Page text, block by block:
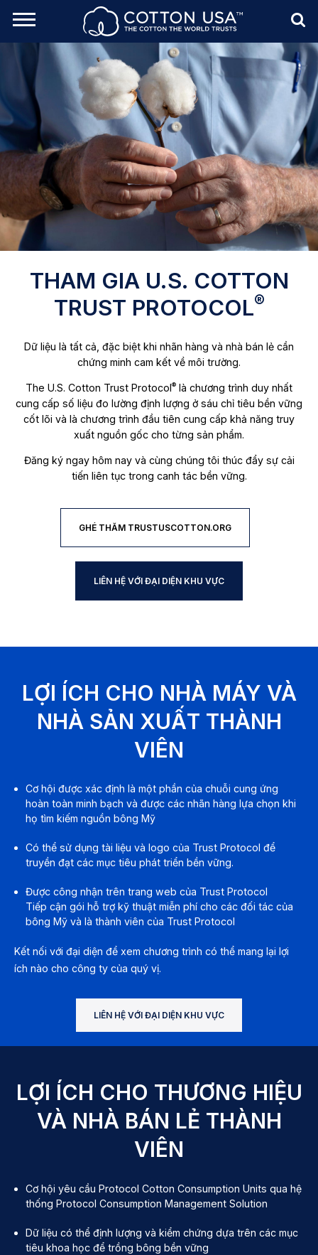
Menu
Toggle
THAM GIA U.S. COTTON
TRUST PROTOCOL®
Dữ liệu là tất cả, đặc biệt khi nhãn hàng và nhà bán lẻ cần
chứng minh cam kết về môi trường.
The U.S. Cotton Trust Protocol® là chương trình duy nhất
cung cấp số liệu đo lường định lượng ở sáu chỉ tiêu bền vững
cốt lõi và là chương trình đầu tiên cung cấp khả năng truy
xuất nguồn gốc cho từng sản phẩm.
Đăng ký ngay hôm nay và cùng chúng tôi thúc đẩy sự cải
tiến liên tục trong canh tác bền vững.
GHÉ THĂM TRUSTUSCOTTON.ORG
LIÊN HỆ VỚI ĐẠI DIỆN KHU VỰC
LỢI ÍCH CHO NHÀ MÁY VÀ
NHÀ SẢN XUẤT THÀNH
VIÊN
Cơ hội được xác định là một phần của chuỗi cung ứng
hoàn toàn minh bạch và được các nhãn hàng lựa chọn khi
họ tìm kiếm nguồn bông Mỹ
Có thể sử dụng tài liệu và logo của Trust Protocol để
truyền đạt các mục tiêu phát triển bền vững.
Được công nhận trên trang web của Trust Protocol
Tiếp cận gói hỗ trợ kỹ thuật miễn phí cho các đối tác của
bông Mỹ và là thành viên của Trust Protocol
Kết nối với đại diện để xem chương trình có thể mang lại lợi
ích nào cho công ty của quý vị.
LIÊN HỆ VỚI ĐẠI DIỆN KHU VỰC
LỢI ÍCH CHO THƯƠNG HIỆU
VÀ NHÀ BÁN LẺ THÀNH
VIÊN
Cơ hội yêu cầu Protocol Cotton Consumption Units qua hệ
thống Protocol Consumption Management Solution
Dữ liệu có thể định lượng và kiểm chứng dựa trên các mục
tiêu khoa học để trồng bông bền vững